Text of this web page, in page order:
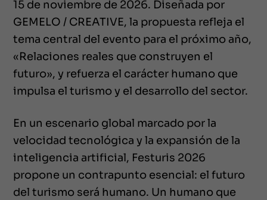
15 de noviembre de 2026. Diseñada por
GEMELO / CREATIVE, la propuesta refleja el
tema central del evento para el próximo año,
«Relaciones reales que construyen el
futuro», y refuerza el carácter humano que
impulsa el turismo y el desarrollo del sector.
En un escenario global marcado por la
velocidad tecnológica y la expansión de la
inteligencia artificial, Festuris 2026
propone un contrapunto esencial: el futuro
del turismo será humano. Un humano que